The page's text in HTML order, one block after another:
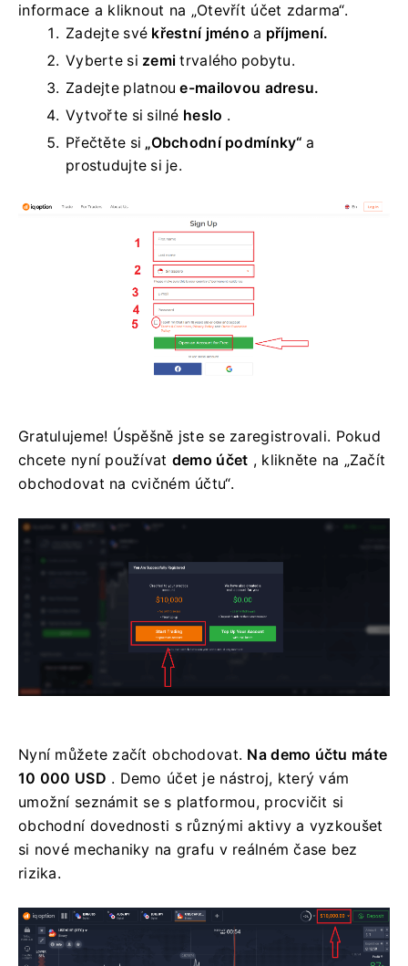
informace a kliknout na „Otevřít účet zdarma“.
Zadejte své křestní jméno a příjmení.
Vyberte si zemi trvalého pobytu.
Zadejte platnoue-mailovou adresu.
Vytvořte si silné heslo .
Přečtěte si „Obchodní podmínky“ a
prostudujte si je.
Gratulujeme! Úspěšně jste se zaregistrovali. Pokud
chcete nyní používat demo účet , klikněte na „Začít
obchodovat na cvičném účtu“.
Nyní můžete začít obchodovat. Na demo účtu máte
10 000 USD . Demo účet je nástroj, který vám
umožní seznámit se s platformou, procvičit si
obchodní dovednosti s různými aktivy a vyzkoušet
si nové mechaniky na grafu v reálném čase bez
rizika.